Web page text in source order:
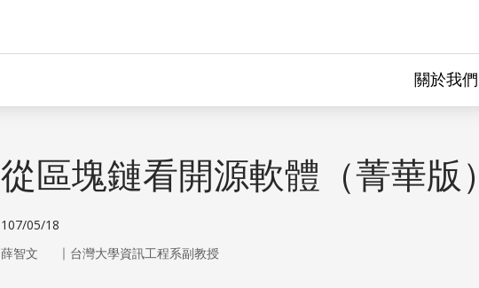
關於我們
從區塊鏈看開源軟體（菁華版）
107/05/18
薛智文 ｜ 台灣大學資訊工程系副教授